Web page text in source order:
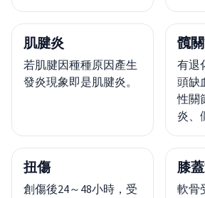
肌腱炎
若肌腱因種種原因產生
發炎現象即是肌腱炎。
髖
有退
頭缺
性關
炎、
扭傷
創傷後24～48小時，受
膝
軟骨